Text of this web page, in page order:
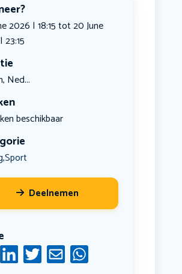
2026 | 18:15 tot 20 June
Ned...
beschikbaar
,Sport
Deelnemen